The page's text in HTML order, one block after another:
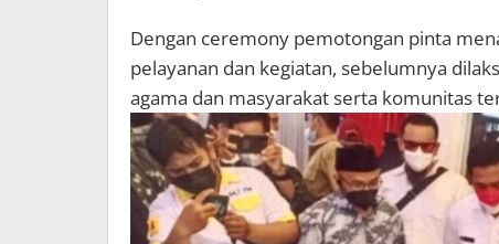
Dengan ceremony pemotongan pinta
pelayanan dan kegiatan, sebelumnya
agama dan masyarakat serta komunitas